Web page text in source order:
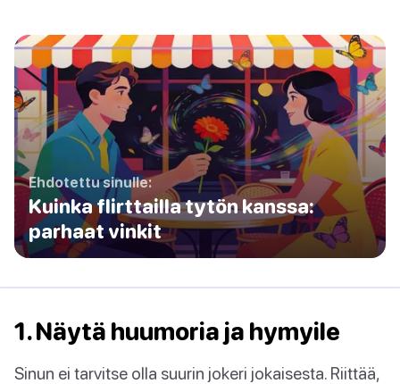
Ehdotettu sinulle:
Kuinka flirttailla tytön kanssa:
parhaat vinkit
1. Näytä huumoria ja hymyile
Sinun ei tarvitse olla suurin jokeri jokaisesta. Riittää,